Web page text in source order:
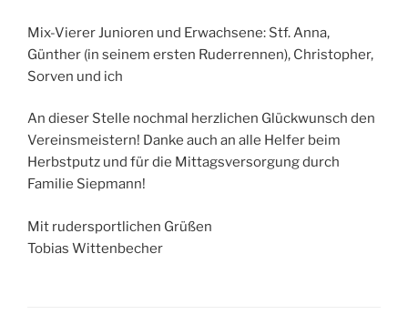
Mix-Vierer Junioren und Erwachsene: Stf. Anna,
Günther (in seinem ersten Ruderrennen), Christopher,
Sorven und ich
An dieser Stelle nochmal herzlichen Glückwunsch den
Vereinsmeistern! Danke auch an alle Helfer beim
Herbstputz und für die Mittagsversorgung durch
Familie Siepmann!
Mit rudersportlichen Grüßen
Tobias Wittenbecher